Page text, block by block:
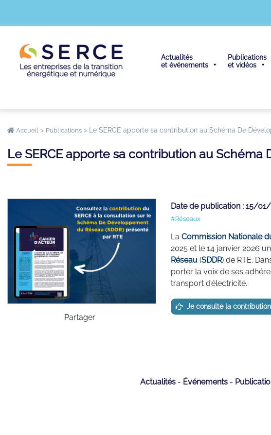
Actualités
et événements
Publications
et vidéos
Accueil > Publications > Le SERCE apporte sa contribution au Schéma De
Le SERCE apporte sa contribution au Schéma
Partager
Date de publication : 15/
#Réseaux
La Commission Nationale
2025 et le 14 janvier 2026
Réseau (SDDR) de RTE.
porter la voix de ses
transport d’électricité.
Je consulte la contribution
Actualités Événements